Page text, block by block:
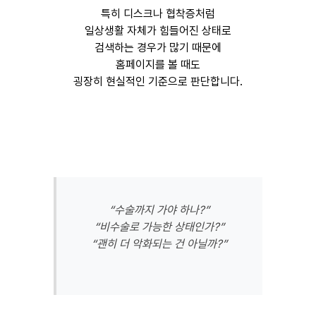
특히 디스크나 협착증처럼
일상생활 자체가 힘들어진 상태로
검색하는 경우가 많기 때문에
홈페이지를 볼 때도
굉장히 현실적인 기준으로 판단합니다.
“수술까지 가야 하나?”
“비수술로 가능한 상태인가?”
“괜히 더 악화되는 건 아닐까?”